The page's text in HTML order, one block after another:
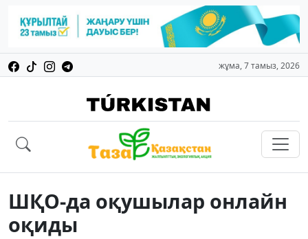
жұма, 7 тамыз, 2026
ШҚО-да оқушылар онлайн
оқиды